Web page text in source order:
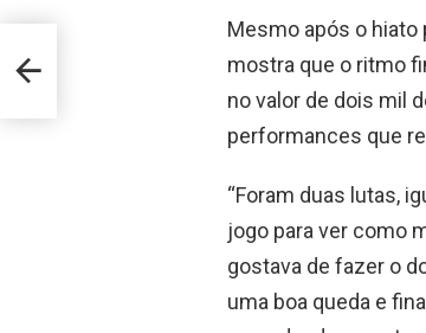
Mesmo após o hiato
mostra que o ritmo
no valor de dois mil
performances que
“Foram duas lutas,
jogo para ver como
gostava de fazer o
uma boa queda e
e